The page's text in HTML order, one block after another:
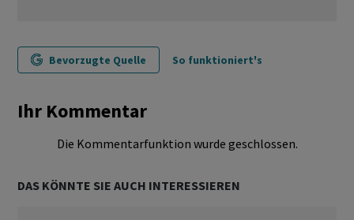
Bevorzugte Quelle So funktioniert's
Ihr Kommentar
Die Kommentarfunktion wurde geschlossen.
DAS KÖNNTE SIE AUCH INTERESSIEREN